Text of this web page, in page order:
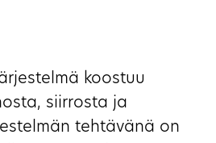
koostuu
siirrosta ja
tehtävänä on